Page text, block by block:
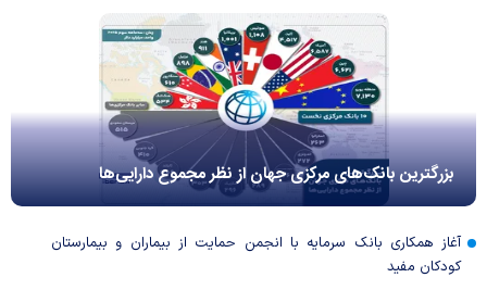
بزرگترین بانک‌های مرکزی جهان از نظر مجموع دارایی‌ها
آغاز همکاری بانک سرمایه با انجمن حمایت از بیماران و بیمارستان
کودکان مفید